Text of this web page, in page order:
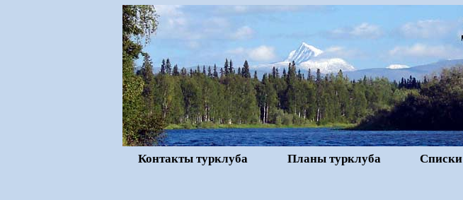
Контакты турклуба Планы турклуба